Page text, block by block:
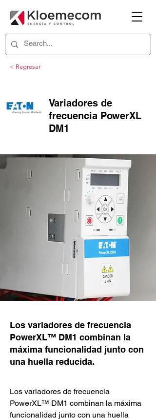
< Regresar
Variadores de
frecuencia PowerXL
DM1
Los variadores de frecuencia
PowerXL™ DM1 combinan la
máxima funcionalidad junto con
una huella reducida.
Los variadores de frecuencia
PowerXL™ DM1 combinan la máxima
funcionalidad junto con una huella